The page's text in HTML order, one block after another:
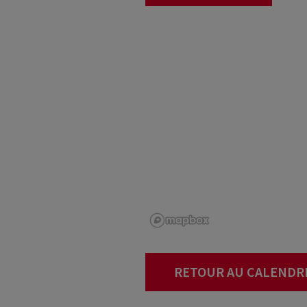
RETOUR AU